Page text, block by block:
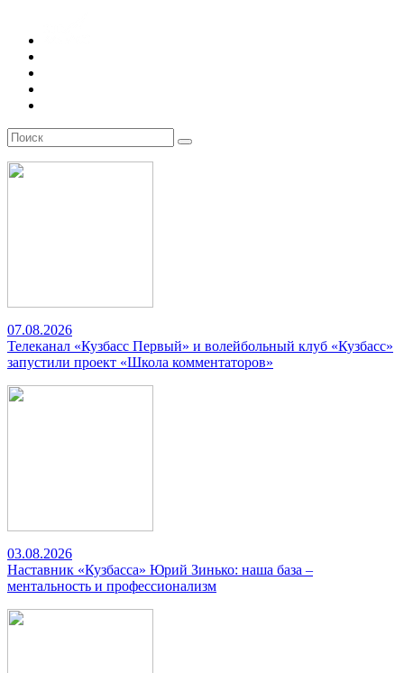
07.08.2026
Телеканал «Кузбасс Первый» и волейбольный клуб «Кузбасс»
запустили проект «Школа комментаторов»
03.08.2026
Наставник «Кузбасса» Юрий Зинько: наша база –
ментальность и профессионализм